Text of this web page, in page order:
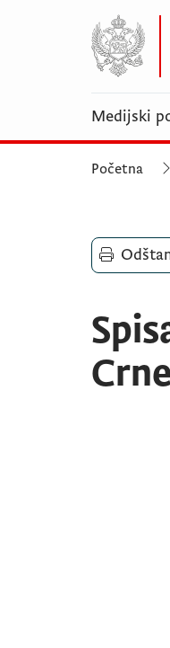
Medijski
Početna